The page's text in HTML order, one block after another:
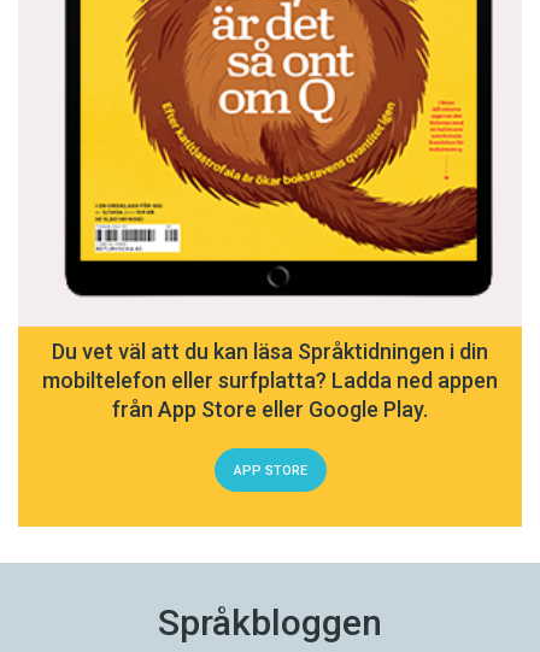
Du vet väl att du kan läsa Språktidningen i din
mobiltelefon eller surfplatta? Ladda ned appen
från App Store eller Google Play.
APP STORE
Språkbloggen